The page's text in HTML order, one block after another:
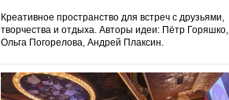
Креативное пространство для встреч с друзьями,
творчества и отдыха. Авторы идеи: Пётр Горяшко,
Ольга Погорелова, Андрей Плаксин.